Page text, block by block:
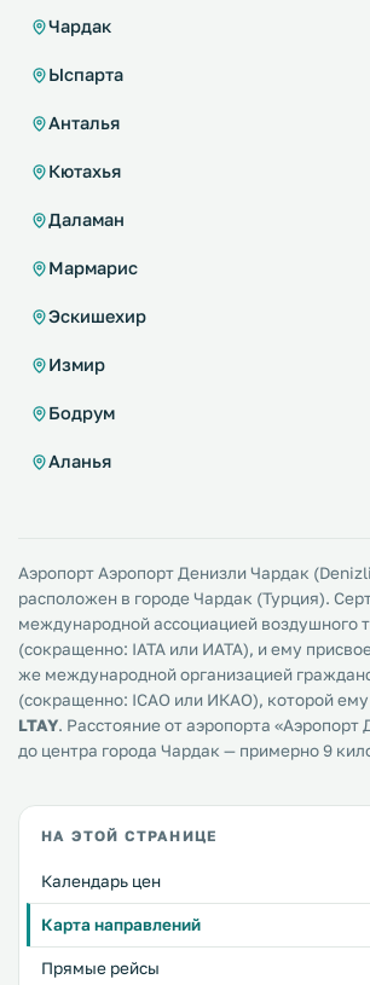
Чардак
Ыспарта
Анталья
Кютахья
Даламан
Мармарис
Эскишехир
Измир
Бодрум
Аланья
Аэропорт Аэропорт Денизли Чардак
расположен в городе Чардак (Турция).
международной ассоциацией воздушного
(сокращенно: IATA или ИАТА), и ему
же международной организацией
(сокращенно: ICAO или ИКАО), которой
LTAY. Расстояние от аэропорта «Аэропорт
до центра города Чардак — примерно 9
НА ЭТОЙ СТРАНИЦЕ
Календарь цен
Карта направлений
Прямые рейсы